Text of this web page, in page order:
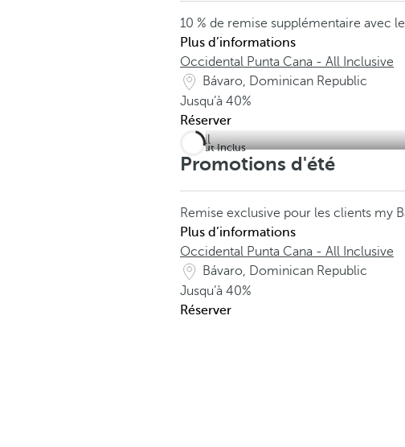
10 % de remise supplémentaire avec
Plus d’informations
Occidental Punta Cana - All Inclusive
Bávaro, Dominican Republic
Jusqu’à 40%
Réserver
Tout Inclus
Promotions d'été
Remise exclusive pour les clients my
Plus d’informations
Occidental Punta Cana - All Inclusive
Bávaro, Dominican Republic
Jusqu’à 40%
Réserver